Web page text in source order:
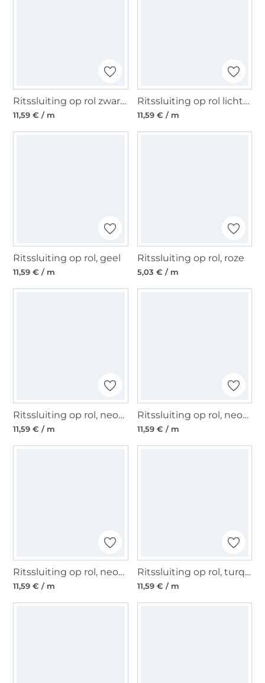
Ritssluiting op rol zwart, veelkleurig
11,59 € / m
Ritssluiting op rol lichtgrijs, veelkleurig
11,59 € / m
Ritssluiting op rol, geel
11,59 € / m
Ritssluiting op rol, roze
5,03 € / m
Ritssluiting op rol, neonoranje
11,59 € / m
Ritssluiting op rol, neongeel
11,59 € / m
Ritssluiting op rol, neonfuchsia
11,59 € / m
Ritssluiting op rol, turquoise
11,59 € / m